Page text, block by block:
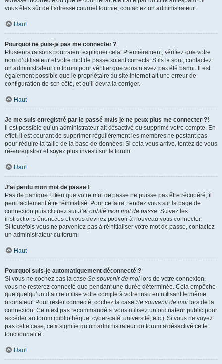
vous êtes sûr de l’adresse courriel fournie, contactez un administrateur.
Haut
Pourquoi ne puis-je pas me connecter ?
Plusieurs raisons pourraient expliquer cela. Premièrement, vérifiez que votre
nom d’utilisateur et votre mot de passe soient corrects. S’ils le sont, contactez
un administrateur du forum pour vérifier que vous n’avez pas été banni. Il est
également possible que le propriétaire du site Internet ait une erreur de
configuration de son côté, et qu’il devra la corriger.
Haut
Je me suis enregistré par le passé mais je ne peux plus me connecter ?!
Il est possible qu’un administrateur ait désactivé ou supprimé votre compte. En
effet, il est courant de supprimer régulièrement les membres ne postant pas
pour réduire la taille de la base de données. Si cela vous arrive, tentez de vous
ré-enregistrer et soyez plus investi sur le forum.
Haut
J’ai perdu mon mot de passe !
Pas de panique ! Bien que votre mot de passe ne puisse pas être récupéré, il
peut facilement être réinitialisé. Pour ce faire, rendez vous sur la page de
connexion puis cliquez sur J’ai oublié mon mot de passe. Suivez les
instructions énoncées et vous devriez pouvoir à nouveau vous connecter.
Si toutefois vous ne parveniez pas à réinitialiser votre mot de passe, contactez
un administrateur du forum.
Haut
Pourquoi suis-je automatiquement déconnecté ?
Si vous ne cochez pas la case Se souvenir de moi lors de votre connexion,
vous ne resterez connecté que pendant une durée déterminée. Cela empêche
que quelqu’un d’autre utilise votre compte à votre insu en utilisant le même
ordinateur. Pour rester connecté, cochez la case Se souvenir de moi lors de la
connexion. Ce n’est pas recommandé si vous utilisez un ordinateur public pour
accéder au forum (bibliothèque, cyber-café, université, etc.). Si vous ne voyez
pas cette case, cela signifie qu’un administrateur du forum a désactivé cette
fonctionnalité.
Haut